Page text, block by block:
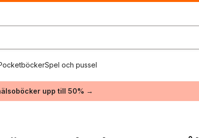
Spel och pussel
upp till 50% →